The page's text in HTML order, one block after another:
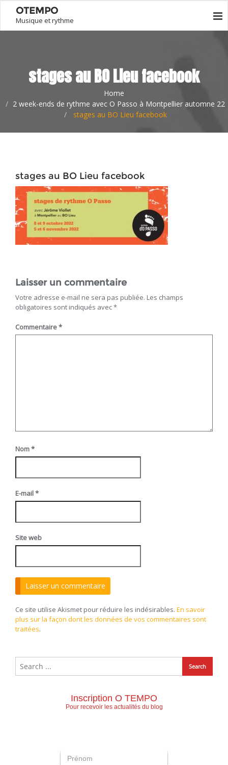
OTEMPO
Musique et rythme
stages au BO Lieu facebook
Home
2 week-ends de rythme avec O Passo à Montpellier automne 22
stages au BO Lieu facebook
stages au BO Lieu facebook
Laisser un commentaire
Votre adresse e-mail ne sera pas publiée. Les champs
obligatoires sont indiqués avec*
Commentaire*
Nom*
E-mail*
Site web
Ce site utilise Akismet pour réduire les indésirables. En savoir
plus sur la façon dont les données de vos commentaires sont
traitées.
Inscription O TEMPO
Pour recevoir les actualités du blog